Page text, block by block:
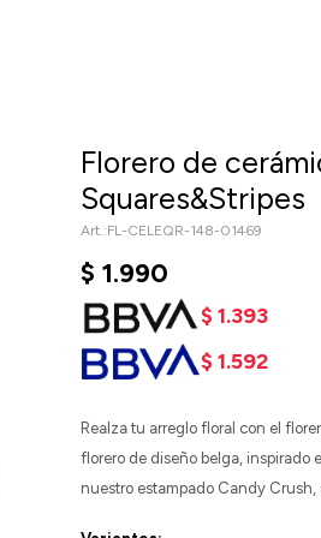
Florero de
Squares&Stripes
FL-CELEQR-148-01469
$ 1.990
$ 1.393
$ 1.592
Realza tu arreglo floral con el
florero de diseño belga, inspirado
nuestro estampado Candy